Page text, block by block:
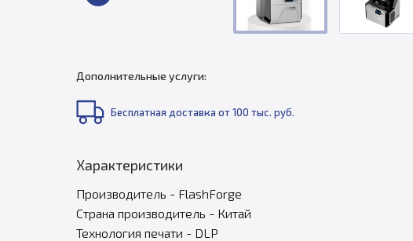
Дополнительные услуги:
Бесплатная доставка от 100 тыс. руб.
Характеристики
Производитель - FlashForge
Страна производитель - Китай
Технология печати - DLP